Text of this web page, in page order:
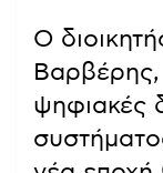
Ο
Βαρβέρης,
ψηφιακές